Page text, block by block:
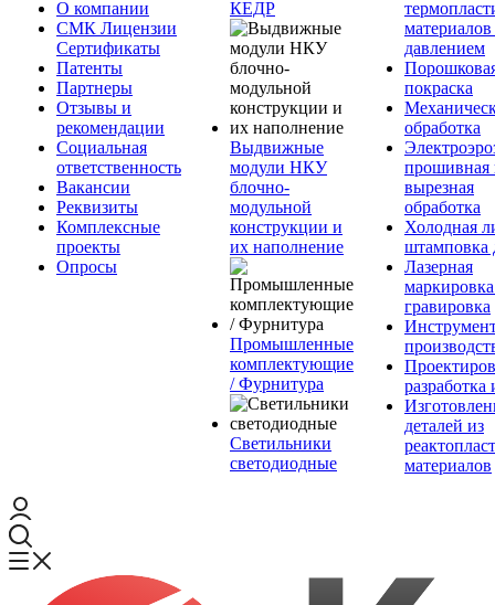
О компании
СМК Лицензии
Сертификаты
Патенты
Партнеры
Отзывы и
рекомендации
Социальная
ответственность
Вакансии
Реквизиты
Комплексные
проекты
Опросы
КЕДР
Выдвижные
модули НКУ
блочно-
модульной
конструкции и
их наполнение
Промышленные
комплектующие
/ Фурнитура
Светильники
светодиодные
давлением
покраска
обработка
прошивная
вырезная
обработка
Холодная
штамповка
Лазерная
гравировка
разработка
деталей из
материалов